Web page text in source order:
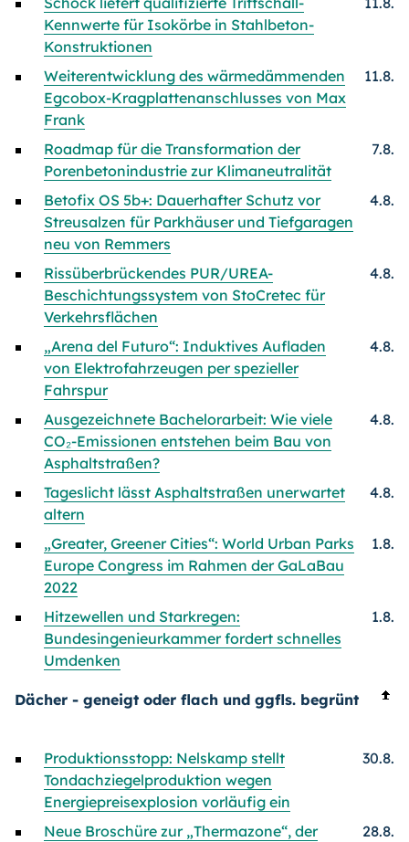
Kennwerte für Isokörbe in Stahlbeton-
Konstruktionen
Weiterentwicklung des wärmedämmenden
Egcobox-Kragplattenanschlusses von Max
Frank
11.8.
Roadmap für die Transformation der
Porenbetonindustrie zur Klimaneutralität
7.8.
Betofix OS 5b+: Dauerhafter Schutz vor
Streusalzen für Parkhäuser und Tiefgaragen
neu von Remmers
4.8.
Rissüberbrückendes PUR/UREA-
Beschichtungssystem von StoCretec für
Verkehrsflächen
4.8.
„Arena del Futuro“: Induktives Aufladen
von Elektrofahrzeugen per spezieller
Fahrspur
4.8.
Ausgezeichnete Bachelorarbeit: Wie viele
CO₂-Emissionen entstehen beim Bau von
Asphaltstraßen?
4.8.
Tageslicht lässt Asphaltstraßen unerwartet
altern
4.8.
„Greater, Greener Cities“: World Urban Parks
Europe Congress im Rahmen der GaLaBau
2022
1.8.
Hitzewellen und Starkregen:
Bundesingenieurkammer fordert schnelles
Umdenken
1.8.
Dächer - geneigt oder flach und ggfls. begrünt
Produktionsstopp: Nelskamp stellt
Tondachziegelproduktion wegen
Energiepreisexplosion vorläufig ein
30.8.
Neue Broschüre zur „Thermazone“, der
28.8.